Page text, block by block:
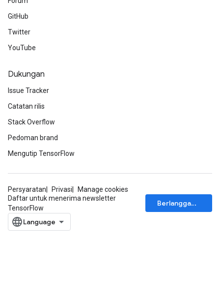
GitHub
Twitter
YouTube
Dukungan
Issue Tracker
Catatan rilis
Stack Overflow
Pedoman brand
Mengutip TensorFlow
Persyaratan Privasi
Manage cookies
Daftar untuk menerima newsletter
TensorFlow
Berlangganan